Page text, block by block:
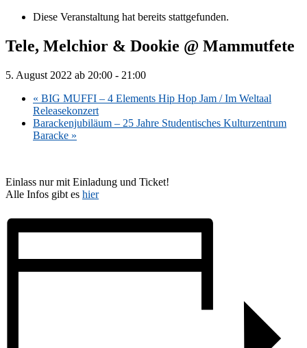
Diese Veranstaltung hat bereits stattgefunden.
Tele, Melchior & Dookie @ Mammutfete
5. August 2022 ab 20:00 - 21:00
« BIG MUFFI – 4 Elements Hip Hop Jam / Im Weltaal
Releasekonzert
Barackenjubiläum – 25 Jahre Studentisches Kulturzentrum
Baracke »
Einlass nur mit Einladung und Ticket!
Alle Infos gibt es hier